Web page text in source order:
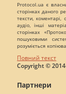
Protocol.ua є
сторінках даного
тексти,
аудіо, інші
сторінках
пошуковими
розуміється
Повний текст
Copyright ©
Партнери